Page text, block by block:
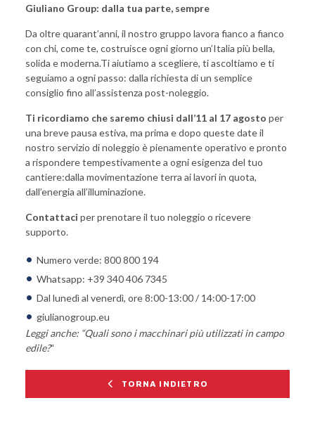
Giuliano Group: dalla tua parte, sempre
Da oltre quarant’anni, il nostro gruppo lavora fianco a fianco
con chi, come te, costruisce ogni giorno un’Italia più bella,
solida e moderna.Ti aiutiamo a scegliere, ti ascoltiamo e ti
seguiamo a ogni passo: dalla richiesta di un semplice
consiglio fino all’assistenza post-noleggio.
Ti ricordiamo che saremo chiusi dall’11 al 17 agosto per
una breve pausa estiva, ma prima e dopo queste date il
nostro servizio di noleggio è pienamente operativo e pronto
a rispondere tempestivamente a ogni esigenza del tuo
cantiere:dalla movimentazione terra ai lavori in quota,
dall’energia all’illuminazione.
Contattaci per prenotare il tuo noleggio o ricevere
supporto.
Numero verde: 800 800 194
Whatsapp: +39 340 406 7345
Dal lunedì al venerdì, ore 8:00-13:00 / 14:00-17:00
giulianogroup.eu
Leggi anche: “Quali sono i macchinari più utilizzati in campo
edile?“
TORNA INDIETRO